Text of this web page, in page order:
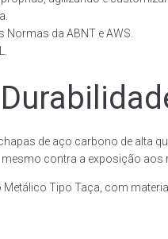
da ABNT e AWS.
de aço carbono de alta
contra a exposição aos
Tipo Taça, com